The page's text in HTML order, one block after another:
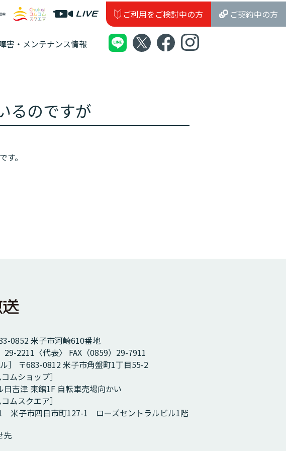
ご利用をご検討中の方 ご契約中の方
害・メンテナンス情報
るのですが
。
0852 米子市河崎610番地
29-2211〈代表〉 FAX（0859）29-7911
ル］ 〒683-0812 米子市角盤町1丁目55-2
ムショップ］
日吉津 東館1F 自転車売場向かい
ムスクエア］
米子市四日市町127-1 ローズセントラルビル1階
先